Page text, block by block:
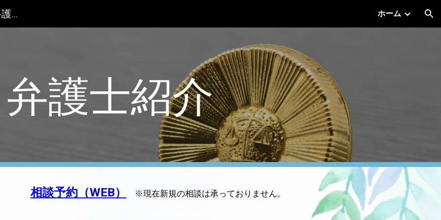
to main content
つじきむら法律事務所｜高崎市｜弁護士｜債務整理｜相続｜離婚 ホーム
弁護士紹介
相談予約（WEB） ※現在新規の相談は承っておりません。